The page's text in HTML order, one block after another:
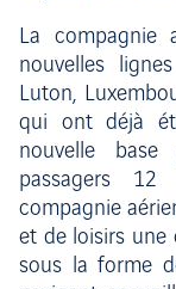
La compagnie
nouvelles
Luton,
qui ont déjà
nouvelle base
passagers 12
compagnie
et de loisirs une
sous la forme